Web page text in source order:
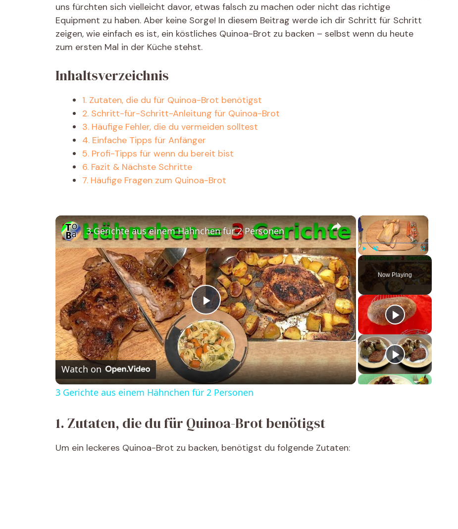
uns fürchten sich vielleicht davor, etwas falsch zu machen oder nicht das richtige
Equipment zu haben. Aber keine Sorge! In diesem Beitrag werde ich dir Schritt für Schritt
zeigen, wie einfach es ist, ein köstliches Quinoa-Brot zu backen – selbst wenn du heute
zum ersten Mal in der Küche stehst.
Inhaltsverzeichnis
1. Zutaten, die du für Quinoa-Brot benötigst
2. Schritt-für-Schritt-Anleitung für Quinoa-Brot
3. Häufige Fehler, die du vermeiden solltest
4. Einfache Tipps für Anfänger
5. Profi-Tipps für wenn du bereit bist
6. Fazit & Nächste Schritte
7. Häufige Fragen zum Quinoa-Brot
×
Play Unmute Fullscreen
Now Playing
×
P
l
a
V
3 Gerichte aus einem Hähnchen für 2 Personen
Watch on
3 Gerichte aus einem Hähnchen für 2 Personen
1. Zutaten, die du für Quinoa-Brot benötigst
Um ein leckeres Quinoa-Brot zu backen, benötigst du folgende Zutaten: